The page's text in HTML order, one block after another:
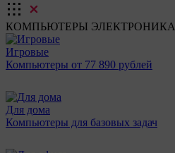
КОМПЬЮТЕРЫ ЭЛЕКТРОНИКА
Игровые
Компьютеры от 77 890 рублей
Для дома
Компьютеры для базовых задач